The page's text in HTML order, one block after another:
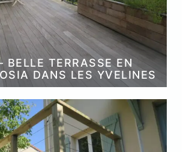
BELLE TERRASSE EN
DANS LES YVELINES